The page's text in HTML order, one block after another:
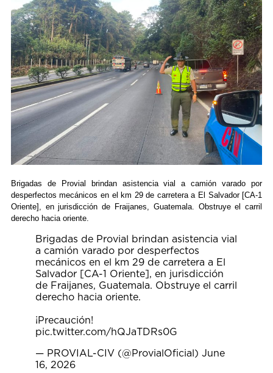
Brigadas de Provial brindan asistencia vial a camión varado por
desperfectos mecánicos en el km 29 de carretera a El Salvador [CA-1
Oriente], en jurisdicción de Fraijanes, Guatemala. Obstruye el carril
derecho hacia oriente.
Brigadas de Provial brindan asistencia vial
a camión varado por desperfectos
mecánicos en el km 29 de carretera a El
Salvador [CA-1 Oriente], en jurisdicción
de Fraijanes, Guatemala. Obstruye el carril
derecho hacia oriente.
¡Precaución!
pic.twitter.com/hQJaTDRs0G
— PROVIAL-CIV (@ProvialOficial) June
16, 2026